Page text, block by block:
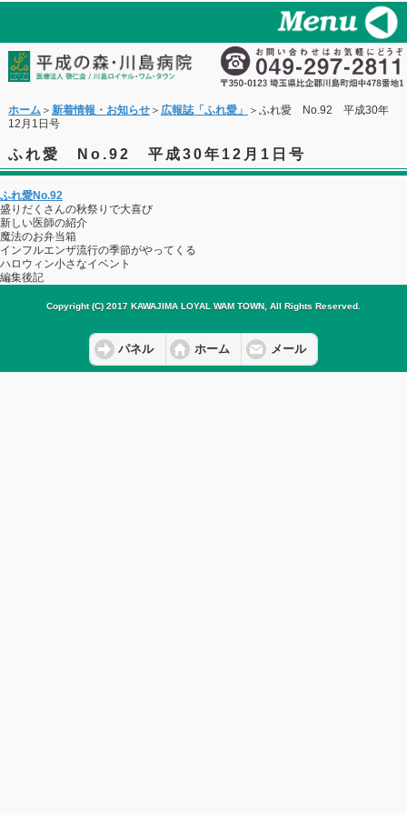
ホーム＞ 新着情報・お知らせ＞ 広報誌「ふれ愛」
＞ふれ愛 No.92 平成30年
12月1日号
ふれ愛 No.92 平成30年12月1日号
ふれ愛No.92
盛りだくさんの秋祭りで大喜び
新しい医師の紹介
魔法のお弁当箱
インフルエンザ流行の季節がやってくる
ハロウィン小さなイベント
編集後記
Copyright (C) 2017 KAWAJIMA LOYAL WAM TOWN, All Rights Reserved.
パネル ホーム メール